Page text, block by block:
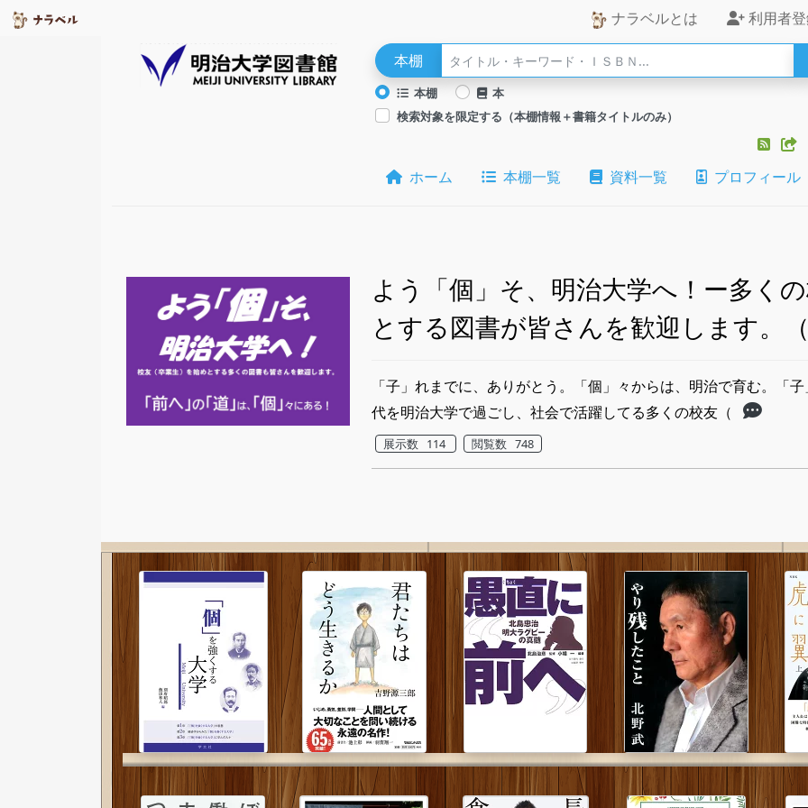
ナラベルとは 利用者
本棚
本棚
本
検索対象を限定する（本棚情報＋書籍タイトルのみ）
ホーム 本棚一覧 資料一覧 プロフィール
よう「個」そ、明治大学へ！ー多く
とする図書が皆さんを歓迎します。
「子」れまでに、ありがとう。「個」々からは、明治で育む。「
代を明治大学で過ごし、社会で活躍してる多くの校友（
展示数 114 閲覧数 748